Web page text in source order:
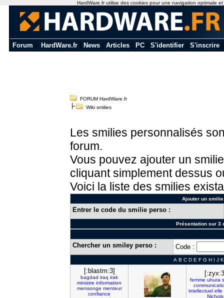
Forum HardWare.fr News Articles PC S'identifier S'inscrire
FORUM HardWare.fr
Wiki smilies
Les smilies personnalisés
forum.
Vous pouvez ajouter un
cliquant simplement dessus
Voici la liste des smilies
Ajouter un
Entrer le code du smilie perso :
Présentation sur 3
Chercher un smiley perso : Code :
A B C D E F G H I J K
[:blastm:3]
bagdad iraq irak
ministre information
mensonge menteur
confiance
femme uhura
intellectuel elle
Nichols
HardWare.fr utilise des cookies pour une navigation optimale